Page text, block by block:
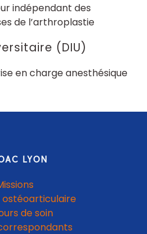
indépendant des
de l’arthroplastie
(DIU)
en charge anesthésique
LYON
ostéoarticulaire
de soin